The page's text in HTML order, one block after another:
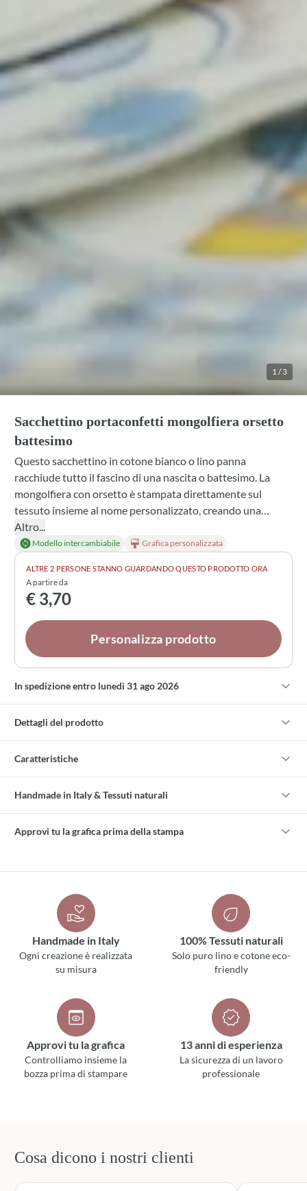
1/3
Sacchettino portaconfetti mongolfiera orsetto
battesimo
Questo sacchettino in cotone bianco o lino panna
racchiude tutto il fascino di una nascita o battesimo. La
mongolfiera con orsetto è stampata direttamente sul
tessuto insieme al nome personalizzato, creando una
bomboniera delicata e raffinata. Puoi scegliere tra diverse
profumazioni (lavanda, mughetto, gelsomino e altre),
abbinare il tulle con confetti a tuo piacere e completare il
look con nastri e fiocchi in tanti colori. Una bomboniera che
ricorda chi ha ricevuto l'invito con stile artigianale.
Altro...
Modello intercambiabile Grafica personalizzata
ALTRE 2 PERSONE STANNO GUARDANDO QUESTO PRODOTTO ORA
A partire da
€ 3,70
Personalizza prodotto
In spedizione entro lunedì 31 ago 2026
Dettagli del prodotto
Caratteristiche
Handmade in Italy & Tessuti naturali
Approvi tu la grafica prima della stampa
Handmade in Italy
Ogni creazione è realizzata
su misura
100% Tessuti naturali
Solo puro lino e cotone eco-
friendly
Approvi tu la grafica
Controlliamo insieme la
bozza prima di stampare
13 anni di esperienza
La sicurezza di un lavoro
professionale
Cosa dicono i nostri clienti